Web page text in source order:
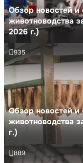
Обзор новостей и
животноводства
2026 г.)
Обзор новостей и
животноводства
г.)
935
889